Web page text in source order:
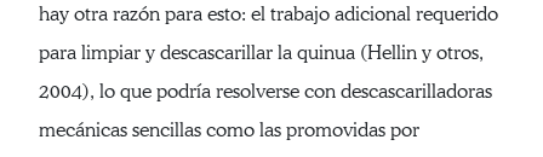
hay otra razón para esto: el trabajo adicional requerido
para limpiar y descascarillar la quinua (Hellin y otros,
2004), lo que podría resolverse con descascarilladoras
mecánicas sencillas como las promovidas por